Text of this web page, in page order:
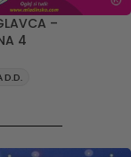
–
4
D.D.